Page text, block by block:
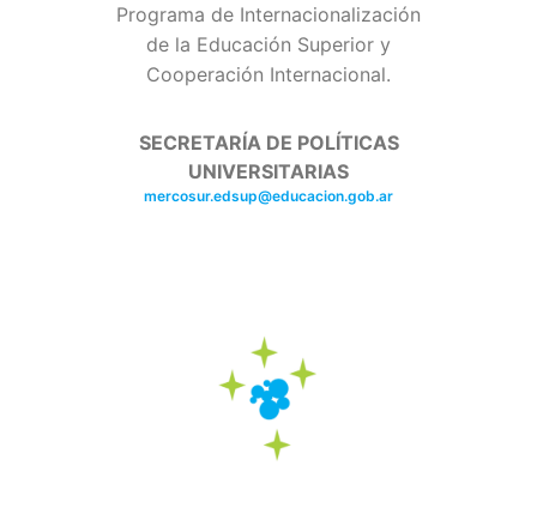
Programa de Internacionalización
de la Educación Superior y
Cooperación Internacional.
SECRETARÍA DE POLÍTICAS
UNIVERSITARIAS
mercosur.edsup@educacion.gob.ar